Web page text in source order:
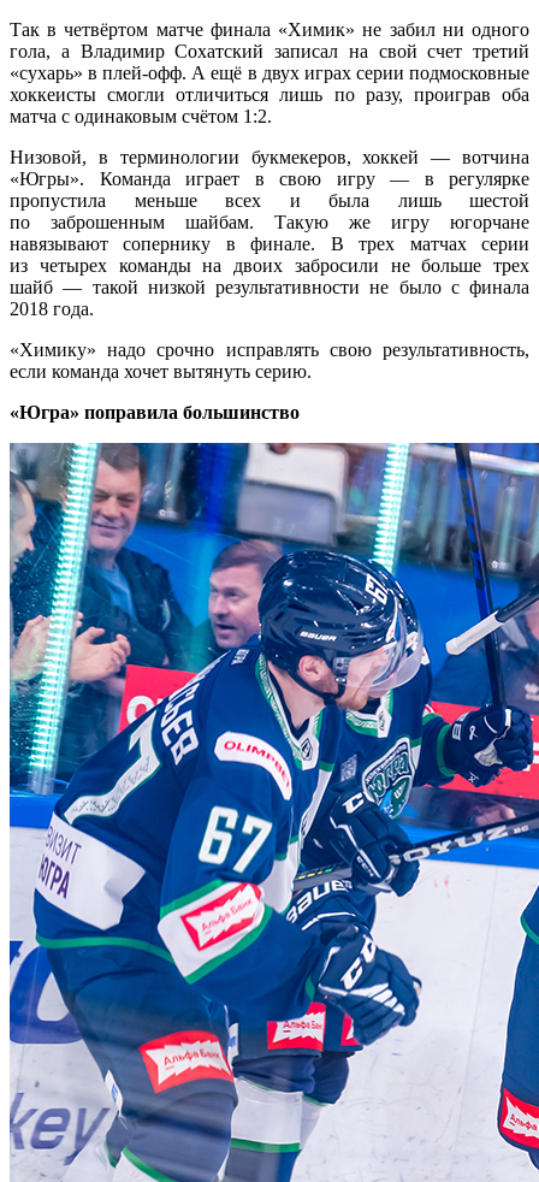
Так в четвёртом матче финала «Химик» не забил ни одного
гола, а Владимир Сохатский записал на свой счет третий
«сухарь» в плей‑офф. А ещё в двух играх серии подмосковные
хоккеисты смогли отличиться лишь по разу, проиграв оба
матча с одинаковым счётом 1:2.
Низовой, в терминологии букмекеров, хоккей — вотчина
«Югры». Команда играет в свою игру — в регулярке
пропустила меньше всех и была лишь шестой
по заброшенным шайбам. Такую же игру югорчане
навязывают сопернику в финале. В трех матчах серии
из четырех команды на двоих забросили не больше трех
шайб — такой низкой результативности не было с финала
2018 года.
«Химику» надо срочно исправлять свою результативность,
если команда хочет вытянуть серию.
«Югра» поправила большинство